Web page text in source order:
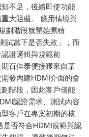
不足，後續即使功能
大阻礙。 應用情境與
劃階段就開始累積
試當下是否失敗」，而
證邏輯與規範前
百佳泰便接獲來自某
發內建HDMI介面的會
階段，因此客戶僅能
認證需求、測試內容
客戶在專案初期的核
是否符合HDMI規範與認